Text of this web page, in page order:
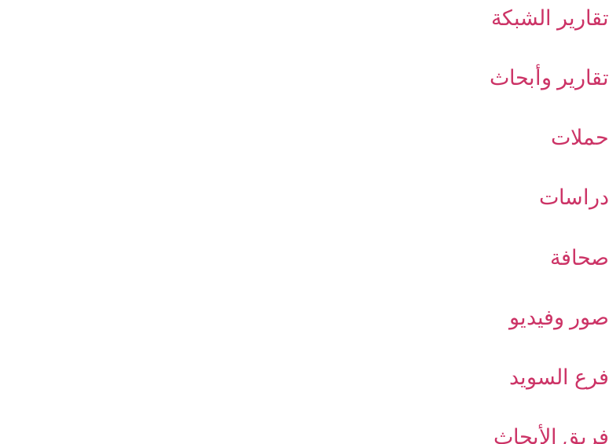
تقارير الشبكة
تقارير وأبحاث
حملات
دراسات
صحافة
صور وفيديو
فرع السويد
فريق الأبحاث